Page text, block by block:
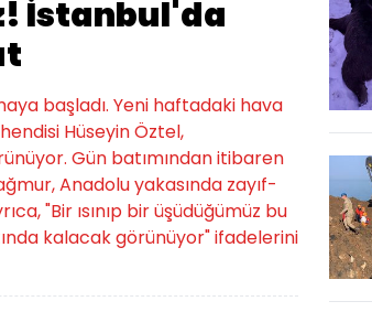
İstanbul'da
başladı. Yeni haftadaki hava
Hüseyin Öztel,
Gün batımından itibaren
Anadolu yakasında zayıf-
"Bir ısınıp bir üşüdüğümüz bu
kalacak görünüyor" ifadelerini